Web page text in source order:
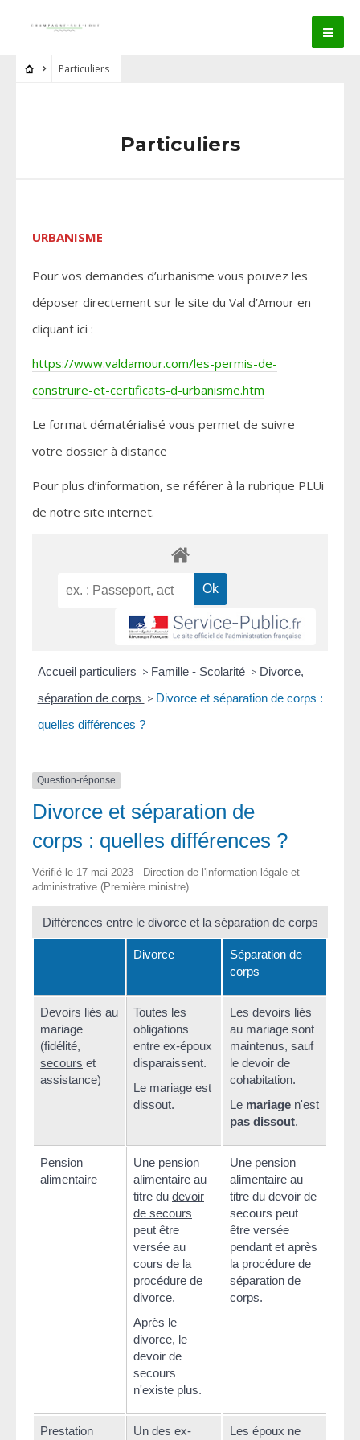
Particuliers
Particuliers
URBANISME
Pour vos demandes d’urbanisme vous pouvez les
déposer directement sur le site du Val d’Amour en
cliquant ici :
https://www.valdamour.com/les-permis-de-
construire-et-certificats-d-urbanisme.htm
Le format dématérialisé vous permet de suivre
votre dossier à distance
Pour plus d’information, se référer à la rubrique PLUi
de notre site internet.
Accueil particuliers > Famille - Scolarité > Divorce,
séparation de corps > Divorce et séparation de corps :
quelles différences ?
Question-réponse
Divorce et séparation de
corps : quelles différences ?
Vérifié le 17 mai 2023 - Direction de l'information légale et
administrative (Première ministre)
Différences entre le divorce et la séparation de corps
Divorce
Séparation de
corps
Devoirs liés au
mariage
(fidélité,
secours et
assistance)
Toutes les
obligations
entre ex-époux
disparaissent.
Le mariage est
dissout.
Les devoirs liés
au mariage sont
maintenus, sauf
le devoir de
cohabitation.
Le mariage n'est
pas dissout.
Pension
alimentaire
Une pension
alimentaire au
titre du devoir
de secours
peut être
versée au
cours de la
procédure de
divorce.
Après le
divorce, le
devoir de
secours
n'existe plus.
Une pension
alimentaire au
titre du devoir de
secours peut
être versée
pendant et après
la procédure de
séparation de
corps.
Prestation Un des ex- Les époux ne